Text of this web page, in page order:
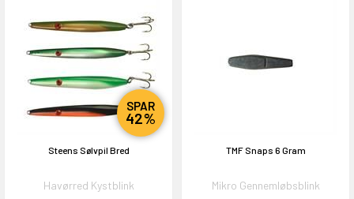
SPAR
42%
Steens Sølvpil Bred
Havørred Kystblink
TMF Snaps 6 Gram
Mikro Gennemløbsblink